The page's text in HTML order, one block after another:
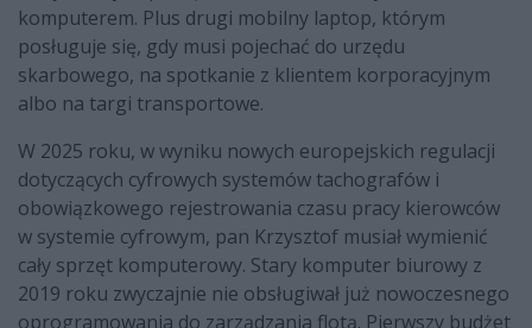
komputerem. Plus drugi mobilny laptop, którym
posługuje się, gdy musi pojechać do urzędu
skarbowego, na spotkanie z klientem korporacyjnym
albo na targi transportowe.
W 2025 roku, w wyniku nowych europejskich regulacji
dotyczących cyfrowych systemów tachografów i
obowiązkowego rejestrowania czasu pracy kierowców
w systemie cyfrowym, pan Krzysztof musiał wymienić
cały sprzęt komputerowy. Stary komputer biurowy z
2019 roku zwyczajnie nie obsługiwał już nowoczesnego
oprogramowania do zarządzania flotą. Pierwszy budżet